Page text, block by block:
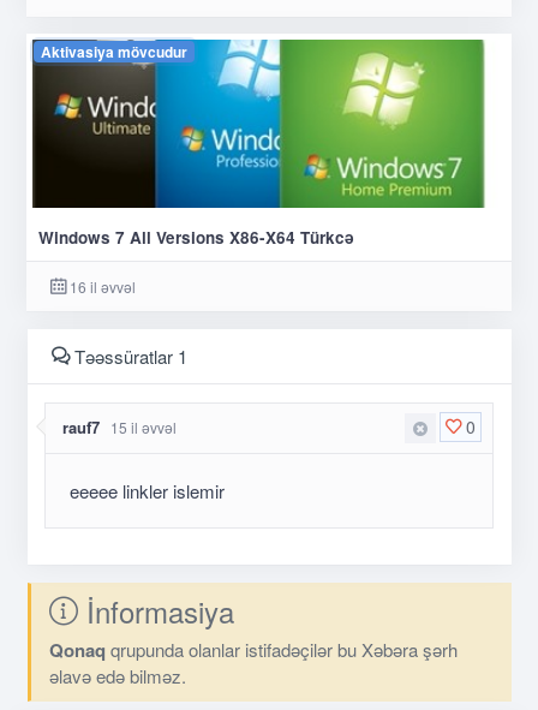
Aktivasiya mövcudur
Windows 7 All Versions X86-X64 Türkcə
16 il əvvəl
Təəssüratlar 1
0
rauf7 15 il əvvəl
eeeee linkler islemir
İnformasiya
Qonaq qrupunda olanlar istifadəçilər bu Xəbəra şərh
əlavə edə bilməz.